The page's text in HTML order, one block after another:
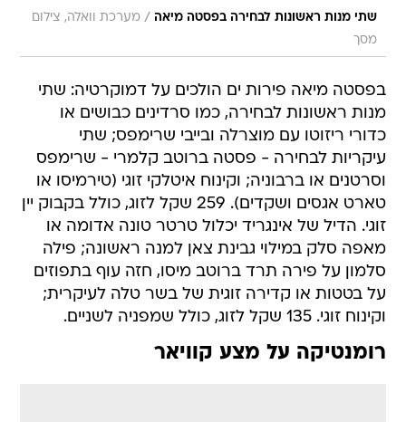
שתי מנות ראשונות לבחירה בפסטה מיאה / מערכת וואלה, צילום
מסך
בפסטה מיאה פירות ים הולכים על דמוקרטיה: שתי
מנות ראשונות לבחירה, כמו סרדינים כבושים או
כדורי ריזוטו עם מוצרלה ובייבי שרימפס; שתי
עיקריות לבחירה - פסטה ברוטב קלמרי - שרימפס
וסרטנים או ברבוניה; וקינוח איטלקי זוגי (טירמיסו או
טארט אגסים ושקדים). 259 שקל לזוג, כולל בקבוק יין
זוגי. הדיל של אינגריד יכלול טרטר טונה אדומה או
מאפה סלק במילוי גבינת צאן למנה ראשונה; פילה
סלמון על פירה תרד ברוטב מיסו, חזה עוף בתפוזים
על בטטות או קדירה זוגית של בשר טלה לעיקרית;
וקינוח זוגי. 135 שקל לזוג, כולל שמפניה לשניים.
רומנטיקה על מצע קוויאר